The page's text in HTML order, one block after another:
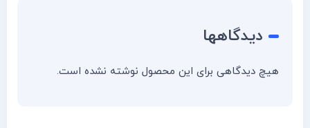
دیدگاهها
هیچ دیدگاهی برای این محصول نوشته نشده است.